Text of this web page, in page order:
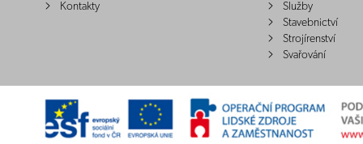
Kontakty
Služby
Stavebnictví
Strojírenství
Svařování